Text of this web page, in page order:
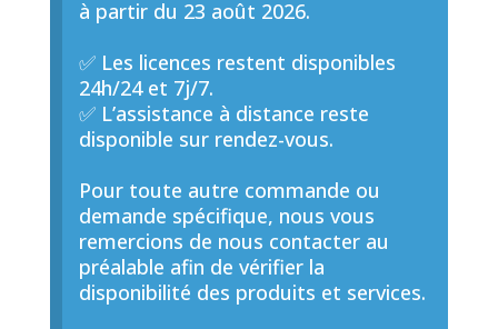
à partir du 23 août 2026.
✅ Les licences restent disponibles
24h/24 et 7j/7.
✅ L’assistance à distance reste
disponible sur rendez-vous.
Pour toute autre commande ou
demande spécifique, nous vous
remercions de nous contacter au
préalable afin de vérifier la
disponibilité des produits et services.